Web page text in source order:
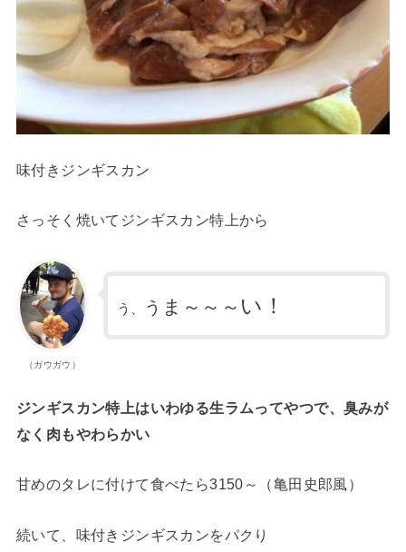
味付きジンギスカン
さっそく焼いてジンギスカン特上から
（ガウガウ）
う、 う ま～～～ い！
ジンギスカン特上はいわゆる生ラムってやつで、臭みが
なく肉もやわらかい
甘めのタレに付けて食べたら3150～（亀田史郎風）
続いて、味付きジンギスカンをパクり